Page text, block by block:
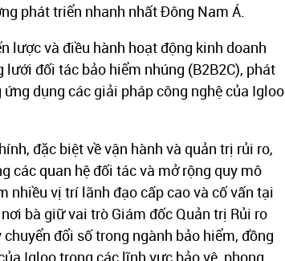
phát triển nhanh nhất Đông Nam Á.
lược và điều hành hoạt động kinh doanh
đối tác bảo hiểm nhúng (B2B2C), phát
dụng các giải pháp công nghệ của Igloo
đặc biệt về vận hành và quản trị rủi ro,
các quan hệ đối tác và mở rộng quy mô
nhiều vị trí lãnh đạo cấp cao và cố vấn tại
bà giữ vai trò Giám đốc Quản trị Rủi ro
đổi số trong ngành bảo hiểm, đồng
Igloo trong các lĩnh vực bảo vệ, phong